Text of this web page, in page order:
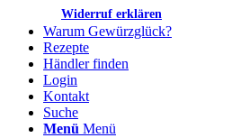
Widerruf erklären
Warum Gewürzglück?
Rezepte
Händler finden
Login
Kontakt
Suche
Menü Menü